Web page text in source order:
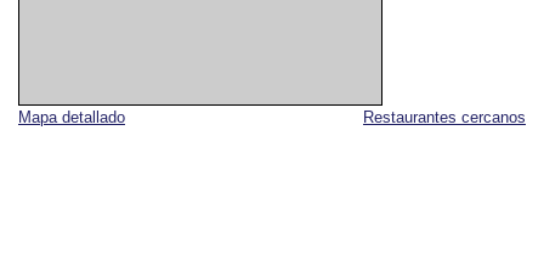
Restaurantes cercanos
Mapa detallado